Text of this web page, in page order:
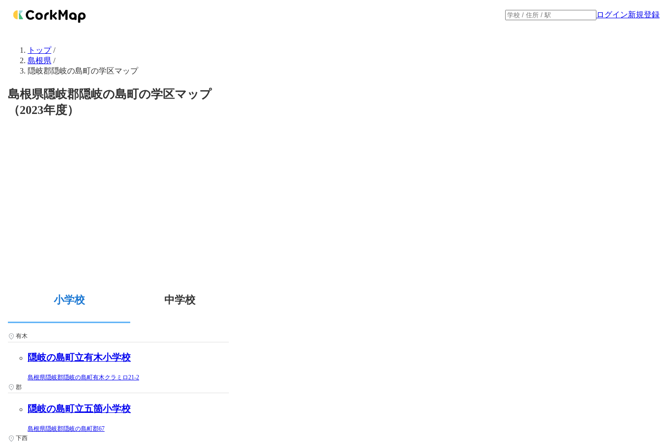
ログイン新規登録
トップ/
島根県 /
隠岐郡隠岐の島町の学区マップ
島根県隠岐郡隠岐の島町の学区マップ
（2023年度）
小学校 中学校
有木
隠岐の島町立有木小学校
島根県隠岐郡隠岐の島町有木クラミロ21-2
郡
隠岐の島町立五箇小学校
島根県隠岐郡隠岐の島町郡67
下西